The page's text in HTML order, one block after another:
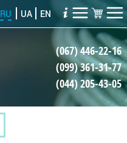
RU UA EN
(067) 446-22-16
(099) 361-31-77
(044) 205-43-05